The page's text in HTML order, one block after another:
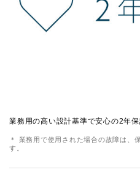
業務用の高い設計基準で安心の2年保
＊ 業務用で使用された場合の故障は、
す。